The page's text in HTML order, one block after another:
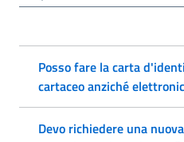
Posso fare la carta
cartaceo anziché
Devo richiedere una